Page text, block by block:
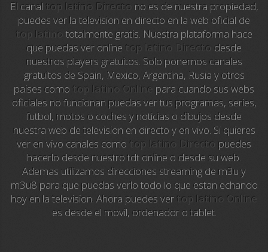
La Otra
TeleMadrid
Anime TV
Pakapaka
Azteca Trece
Azteca Cinema
Abu Dhabi TV
National Geographic
El canal top latino Directo no es de nuestra propiedad,
puedes ver la television en directo en la web oficial de
top latinototalmente gratis. Nuestra plataforma hace
que puedas ver online top latino Directo desde
nuestros players gratuitos. Solo ponemos canales
gratuitos de Spain, Mexico, Argentina, Rusia y otros
paises como top latino Online para cuando sus webs
oficiales no funcionan puedas ver tus programas, series,
futbol, motos o coches y noticias o dibujos desde
nuestra web de television en directo y en vivo. Si quieres
ver en vivo canales como top latino Directo puedes
hacerlo desde nuestro tdt online o desde su web.
Ademas utilizamos direcciones streaming de m3u y
m3u8 para que puedas verlo todo lo que estan echando
hoy en la television. Ahora puedes ver top latino Online
es desde el movil, ordenador o tablet.